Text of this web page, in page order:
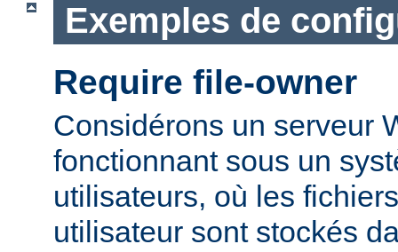
Exemples de
Require file-owner
Considérons un serveur
fonctionnant sous un
utilisateurs, où les
utilisateur sont stockés